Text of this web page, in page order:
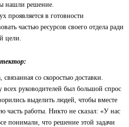
нашли решение.
проявляется в готовности
частью ресурсов своего отдела ради
цели.
со скоростью доставки.
всех руководителей был большой спрос
выделить людей, чтобы вместе
часть работы. Никто не сказал: «У нас
понимали, что решение этой задачи